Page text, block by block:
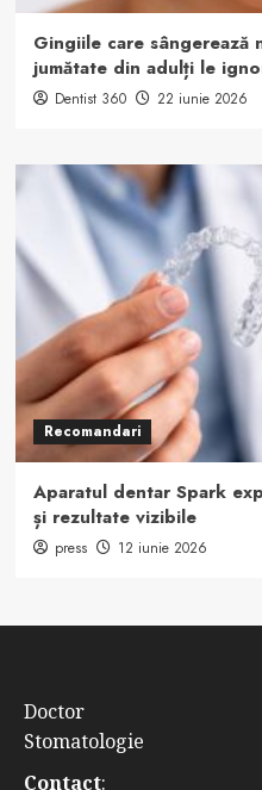
Gingiile care sângerează
jumătate din adulți le
Dentist 360 22 iunie 2026
Recomandari
Aparatul dentar Spark
și rezultate vizibile
press 12 iunie 2026
Doctor
Stomatologie
Contact: